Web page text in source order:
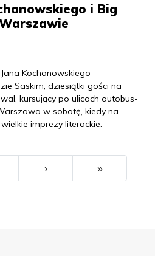
i Big
Kochanowskiego
Saskim, dziesiątki gości na
kursujący po ulicach autobus-
w sobotę, kiedy na
imprezy literackie.
››› »Ostatni